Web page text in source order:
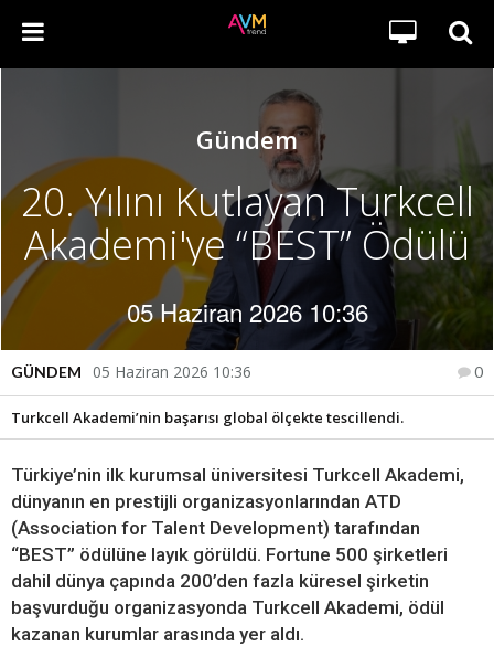
Gündem
20. Yılını Kutlayan Turkcell
Akademi'ye “BEST” Ödülü
05 Haziran 2026 10:36
GÜNDEM 05 Haziran 2026 10:36 0
Turkcell Akademi’nin başarısı global ölçekte tescillendi.
Türkiye’nin ilk kurumsal üniversitesi Turkcell Akademi,
dünyanın en prestijli organizasyonlarından ATD
(Association for Talent Development) tarafından
“BEST” ödülüne layık görüldü. Fortune 500 şirketleri
dahil dünya çapında 200’den fazla küresel şirketin
başvurduğu organizasyonda Turkcell Akademi, ödül
kazanan kurumlar arasında yer aldı.